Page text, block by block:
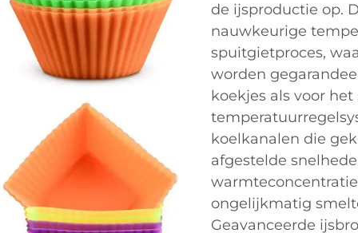
de ijsproductie op.
nauwkeurige
spuitgietproces,
worden
koekjes als voor
koelkanalen die
afgestelde
ongelijkmatig
Geavanceerde